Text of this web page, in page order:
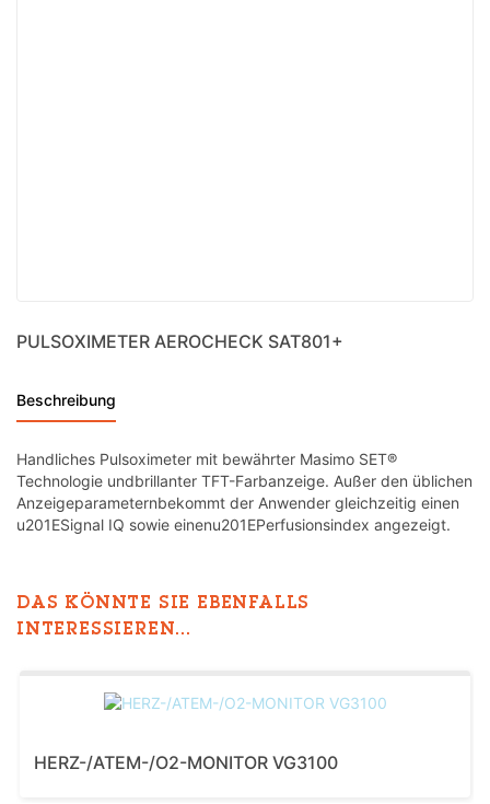
PULSOXIMETER AEROCHECK SAT801+
Beschreibung
Handliches Pulsoximeter mit bewährter Masimo SET®
Technologie undbrillanter TFT-Farbanzeige. Außer den üblichen
Anzeigeparameternbekommt der Anwender gleichzeitig einen
u201ESignal IQ sowie einenu201EPerfusionsindex angezeigt.
DAS KÖNNTE SIE EBENFALLS
INTERESSIEREN...
HERZ-/ATEM-/O2-MONITOR VG3100